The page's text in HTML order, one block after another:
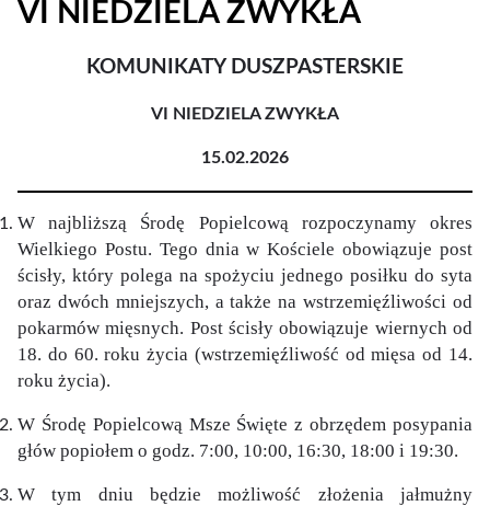
VI NIEDZIELA ZWYKŁA
KOMUNIKATY DUSZPASTERSKIE
VI NIEDZIELA ZWYKŁA
15.02.2026
W najbliższą Środę Popielcową rozpoczynamy okres
Wielkiego Postu. Tego dnia w Kościele obowiązuje post
ścisły, który polega na spożyciu jednego posiłku do syta
oraz dwóch mniejszych, a także na wstrzemięźliwości od
pokarmów mięsnych. Post ścisły obowiązuje wiernych od
18. do 60. roku życia (wstrzemięźliwość od mięsa od 14.
roku życia).
W Środę Popielcową Msze Święte z obrzędem posypania
głów popiołem o godz. 7:00, 10:00, 16:30, 18:00 i 19:30.
W tym dniu będzie możliwość złożenia jałmużny